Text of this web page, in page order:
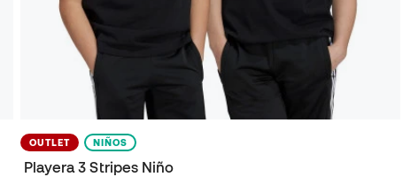
OUTLET NIÑOS
Playera 3 Stripes Niño